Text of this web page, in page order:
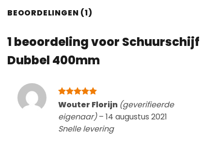
BEOORDELINGEN (1)
1 beoordeling voor Schuurschijf
Dubbel 400mm
Gewaardeerd
Wouter Florijn (geverifieerde
eigenaar) – 14 augustus 2021
Snelle levering